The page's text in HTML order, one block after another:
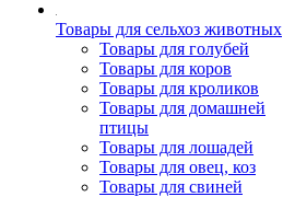
Товары для сельхоз животных
Товары для голубей
Товары для коров
Товары для кроликов
Товары для домашней
птицы
Товары для лошадей
Товары для овец, коз
Товары для свиней